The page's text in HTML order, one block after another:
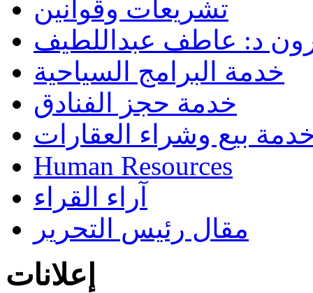
تشريعات وقوانين
د: عاطف عبداللطيف
خدمة البرامج السياحية
خدمة حجز الفنادق
بيع وشراء العقارات
Human Resources
آراء القراء
مقال رئيس التحرير
إعلانات